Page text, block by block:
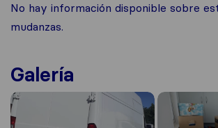
No hay información disponible sobre
mudanzas.
Galería